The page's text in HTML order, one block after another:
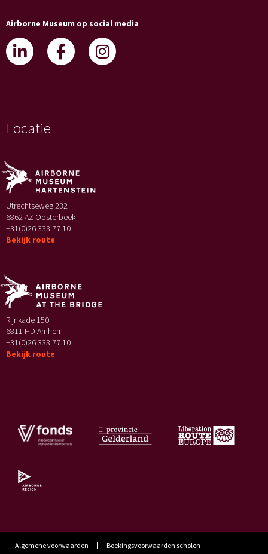
Airborne Museum op social media
Locatie
Utrechtseweg 232
6862 AZ Oosterbeek
+31(0)26 333 77 10
Bekijk route
Rijnkade 150
6811 HD Arnhem
+31(0)26 333 77 10
Bekijk route
Algemene voorwaarden Boekingsvoorwaarden scholen